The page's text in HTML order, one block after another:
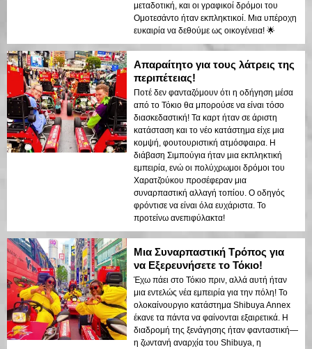
μεταδοτική, και οι γραφικοί δρόμοι του
Ομοτεσάντο ήταν εκπληκτικοί. Μια υπέροχη
ευκαιρία να δεθούμε ως οικογένεια! 🌟
Απαραίτητο για τους λάτρεις της
περιπέτειας!
Ποτέ δεν φανταζόμουν ότι η οδήγηση μέσα
από το Τόκιο θα μπορούσε να είναι τόσο
διασκεδαστική! Τα καρτ ήταν σε άριστη
κατάσταση και το νέο κατάστημα είχε μια
κομψή, φουτουριστική ατμόσφαιρα. Η
διάβαση Σιμπούγια ήταν μια εκπληκτική
εμπειρία, ενώ οι πολύχρωμοι δρόμοι του
Χαρατζούκου προσέφεραν μια
συναρπαστική αλλαγή τοπίου. Ο οδηγός
φρόντισε να είναι όλα ευχάριστα. Το
προτείνω ανεπιφύλακτα!
Μια Συναρπαστική Τρόπος για
να Εξερευνήσετε το Τόκιο!
Έχω πάει στο Τόκιο πριν, αλλά αυτή ήταν
μια εντελώς νέα εμπειρία για την πόλη! Το
ολοκαίνουργιο κατάστημα Shibuya Annex
έκανε τα πάντα να φαίνονται εξαιρετικά. Η
διαδρομή της ξενάγησης ήταν φανταστική—
η ζωντανή αναρχία του Shibuya, η